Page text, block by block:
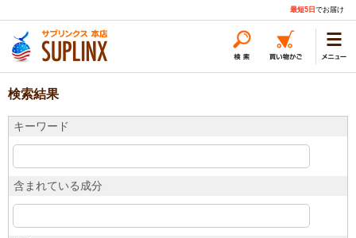
最短5日 でお届け
検索結果
キーワード
含まれている成分